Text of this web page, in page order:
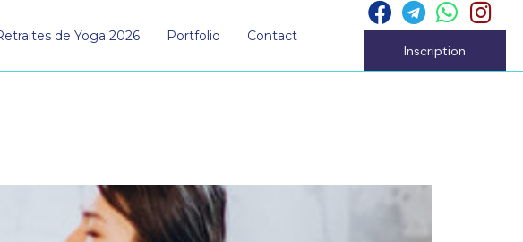
de Yoga 2026 Portfolio
Contact
Inscription